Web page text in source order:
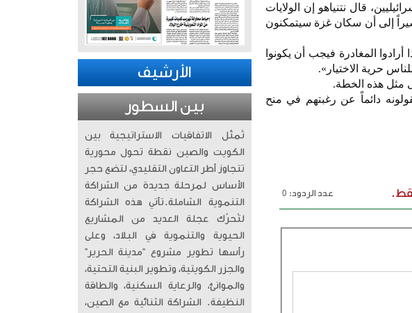
قال نتنياهو إن الولايات
إلى أن سكان غزة سيتمكنون
المغادرة فيجب أن يكونوا
حرية الاختيار».
مثل هذه الخطة.
دائماً عن رغبتهم في منح
عدد الردود: 0
الأرشيف
بين السطور
تُمثّل الاتفاقيات الاستراتيجية بين
الكويت والصين نقطة تحول محورية
تتجاوز أطر التعاون التقليدي، لتضع حجر
الأساس لمرحلة جديدة من الشراكة
التنموية الشاملة. ​تأتي هذه الشراكة
لتُحرّك عجلة العديد من المشاريع
الحيوية والتنموية في البلاد، وعلى
رأسها تطوير مشروع “مدينة الحرير”
والجزر الكويتية، وتطوير البنية التحتية،
والموانئ، والرعاية السكنية، والطاقة
النظيفة. الشراكة الثنائية مع الصين،